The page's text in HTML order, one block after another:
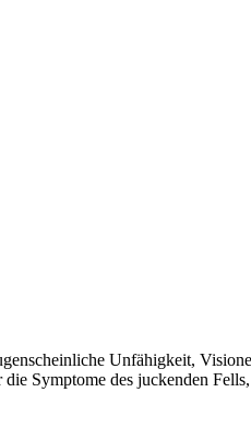
Unfähigkeit,
Symptome des juckenden